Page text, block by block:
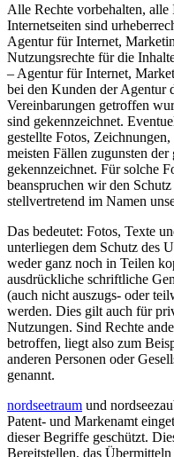
Alle Rechte vorbehalten, alle
Internetseiten sind
Agentur für Internet,
Nutzungsrechte für die
– Agentur für Internet,
bei den Kunden der Agentur
Vereinbarungen getroffen
sind gekennzeichnet.
gestellte Fotos,
meisten Fällen zugunsten
gekennzeichnet. Für solche
beanspruchen wir den
stellvertretend im Namen
Das bedeutet: Fotos, Texte
unterliegen dem Schutz des
weder ganz noch in Teilen
ausdrückliche schriftliche
(auch nicht auszugs- oder
werden. Dies gilt auch für
Nutzungen. Sind Rechte
betroffen, liegt also zum
anderen Personen oder
genannt.
nordseetraum und
Patent- und Markenamt
dieser Begriffe geschützt.
Bereitstellen, das